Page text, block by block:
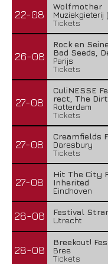
22-08
Wolfmother
Muziekgieterij
Tickets
26-08
Rock en
Bad Seeds,
Parijs
Tickets
27-08
CuliNESSE
rect, The
Rotterdam
Tickets
27-08
Creamfields
Daresbury
Tickets
27-08
Hit The City
Inherited
Eindhoven
28-08
Festival
Utrecht
28-08
Breekout!
Bree
Tickets